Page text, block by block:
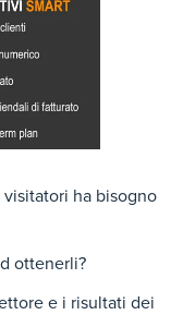
ha bisogno
ottenerli?
e i risultati dei